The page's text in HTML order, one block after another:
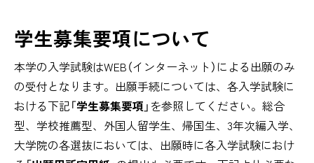
学生募集要項について
本学の入学試験はWEB（インターネット）による出願のみ
の受付となります。出願手続については、各入学試験に
おける下記「学生募集要項」を参照してください。総合
型、学校推薦型、外国人留学生、帰国生、3年次編入学、
大学院の各選抜においては、出願時に各入学試験におけ